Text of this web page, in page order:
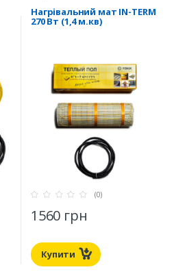
Нагрівальний мат IN-TERM
270 Вт (1,4 м.кв)
(0)
1560 грн
Купити